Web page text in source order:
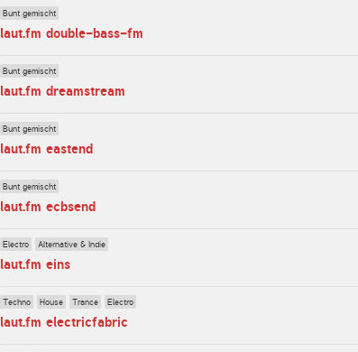
Bunt gemischt
laut.fm double-bass-fm
Bunt gemischt
laut.fm dreamstream
Bunt gemischt
laut.fm eastend
Bunt gemischt
laut.fm ecbsend
Electro Alternative & Indie
laut.fm eins
Techno House Trance Electro
laut.fm electricfabric